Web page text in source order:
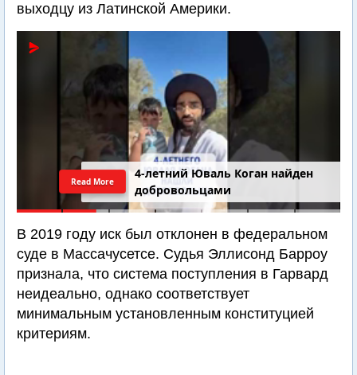
выходцу из Латинской Америки.
4-летний Юваль Коган найден
добровольцами
Read More
В 2019 году иск был отклонен в федеральном
суде в Массачусетсе. Судья Эллисонд Барроу
признала, что система поступления в Гарвард
неидеально, однако соответствует
минимальным установленным конституцией
критериям.